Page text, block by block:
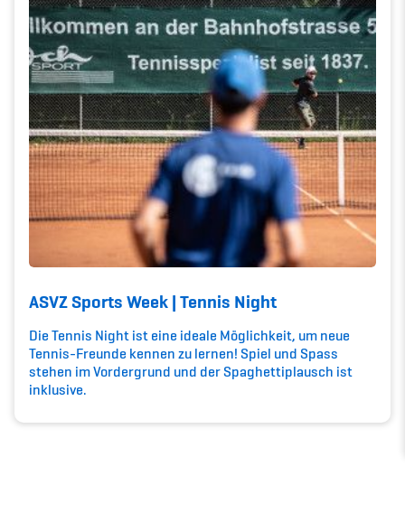
Kinderbetreuung
Krankenversicherung
Schwangerschaft & Sport
Spitzensport & Studium
Organisation
Team
Offene Stellen
Mitgliedervereine
Sponsoren und Partner
ASVZ Sports Week | Tennis Night
Die Tennis Night ist eine ideale Möglichkeit, um neue
Tennis-Freunde kennen zu lernen! Spiel und Spass
stehen im Vordergrund und der Spaghettiplausch ist
inklusive.